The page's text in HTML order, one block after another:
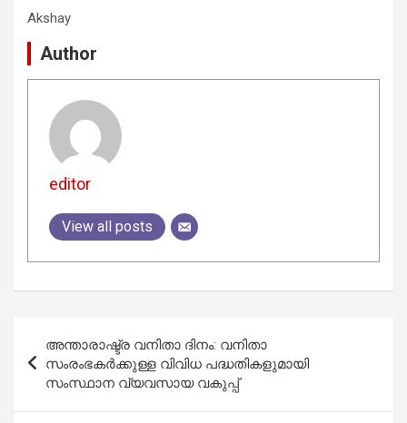
Akshay
Author
editor
View all posts
navigation
അന്താരാഷ്ട്ര വനിതാ ദിനം: വനിതാ
സംരംഭകര്‍ക്കുള്ള വിവിധ പദ്ധതികളുമായി
സംസ്ഥാന വ്യവസായ വകുപ്പ്